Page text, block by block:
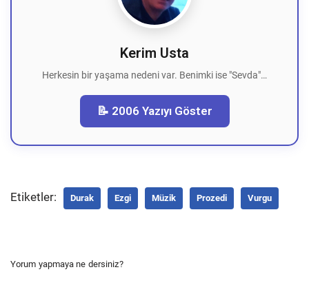
Kerim Usta
Herkesin bir yaşama nedeni var. Benimki ise "Sevda"…
📝 2006 Yazıyı Göster
Etiketler: Durak Ezgi Müzik Prozedi Vurgu
Yorum yapmaya ne dersiniz?